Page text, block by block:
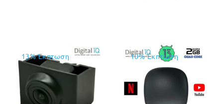
13% Έκπτωση 10% Έκπτωση